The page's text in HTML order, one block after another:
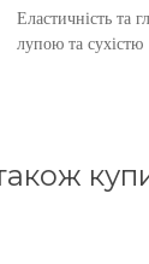
Еластичність та
лупою та сухістю